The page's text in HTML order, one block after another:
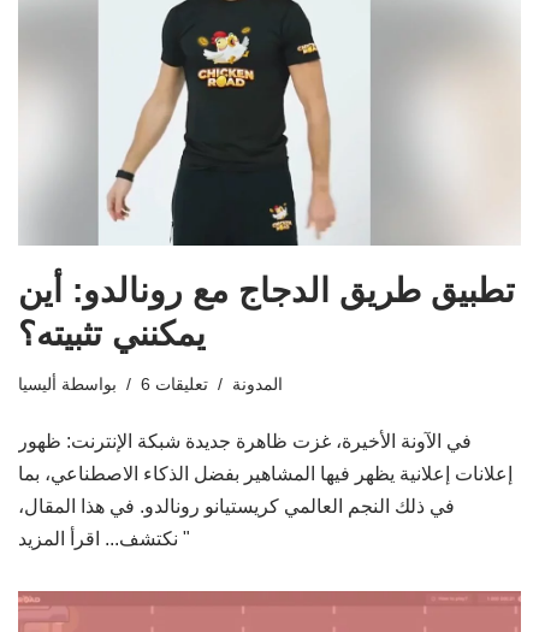
تطبيق طريق الدجاج مع رونالدو: أين
يمكنني تثبيته؟
بواسطة أليسيا 6 تعليقات المدونة
في الآونة الأخيرة، غزت ظاهرة جديدة شبكة الإنترنت: ظهور
إعلانات إعلانية يظهر فيها المشاهير بفضل الذكاء الاصطناعي، بما
في ذلك النجم العالمي كريستيانو رونالدو. في هذا المقال،
نكتشف... اقرأ المزيد "